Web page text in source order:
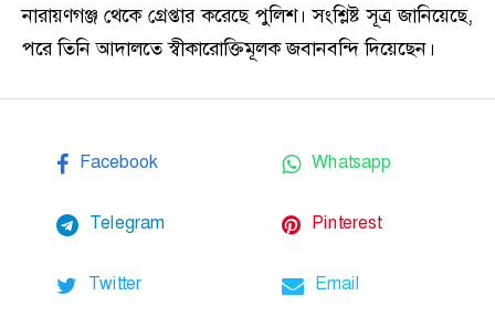
নারায়ণগঞ্জ থেকে গ্রেপ্তার করেছে পুলিশ। সংশ্লিষ্ট সূত্র জানিয়েছে,
পরে তিনি আদালতে স্বীকারোক্তিমূলক জবানবন্দি দিয়েছেন।
Facebook Whatsapp
Telegram Pinterest
Twitter Email